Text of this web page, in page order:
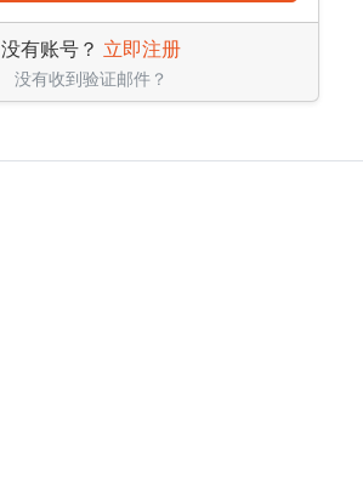
没有账号？ 立即注册
没有收到验证邮件？